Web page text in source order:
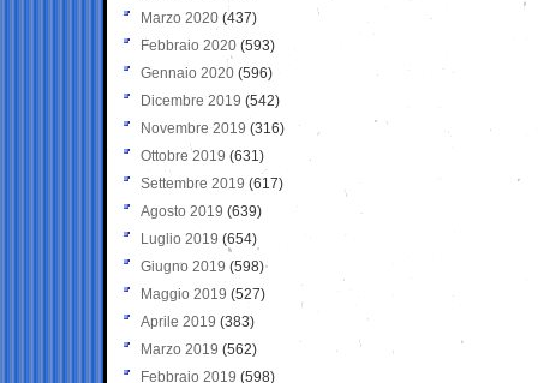
Marzo 2020 (437)
Febbraio 2020 (593)
Gennaio 2020 (596)
Dicembre 2019 (542)
Novembre 2019 (316)
Ottobre 2019 (631)
Settembre 2019 (617)
Agosto 2019 (639)
Luglio 2019 (654)
Giugno 2019 (598)
Maggio 2019 (527)
Aprile 2019 (383)
Marzo 2019 (562)
Febbraio 2019 (598)